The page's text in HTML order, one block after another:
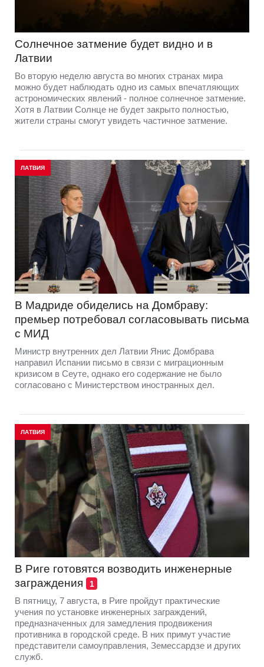
Солнечное затмение будет видно и в
Латвии
Во вторую неделю августа во многих странах мира
можно будет наблюдать одно из самых впечатляющих
астрономических явлений - полное солнечное затмение.
Хотя в Латвии Солнце не будет закрыто полностью,
жители страны смогут увидеть частичное затмение.
ЛАТВИЯ
В Мадриде обиделись на Домбраву:
премьер потребовал согласовывать письма
с МИД
Министр внутренних дел Латвии Янис Домбрава
направил Испании письмо в связи с миграционным
кризисом в Сеуте, однако его содержание не было
согласовано с Министерством иностранных дел.
ЛАТВИЯ
В Риге готовятся возводить инженерные
заграждения
1
В пятницу, 7 августа, в Риге пройдут практические
учения по установке инженерных заграждений,
предназначенных для замедления продвижения
противника в городской среде. В них примут участие
представители самоуправления, Земессардзе и других
служб.